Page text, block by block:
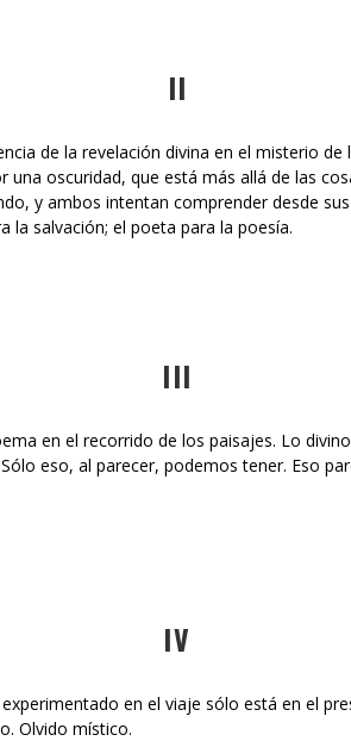
II
de la revelación divina en el misterio
oscuridad, que está más allá de las
y ambos intentan comprender desde
la salvación; el poeta para la poesía.
III
en el recorrido de los paisajes. Lo
eso, al parecer, podemos tener. Eso
IV
en el viaje sólo está en el
Olvido místico.